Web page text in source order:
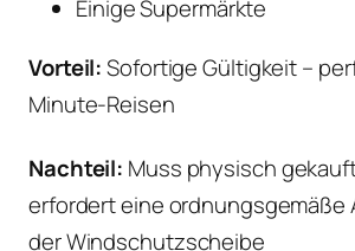
Einige Supermärkte
Vorteil:Sofortige Gültigkeit –
Minute-Reisen
Nachteil: Muss physisch
erfordert eine ordnungsgemäße
der Windschutzscheibe